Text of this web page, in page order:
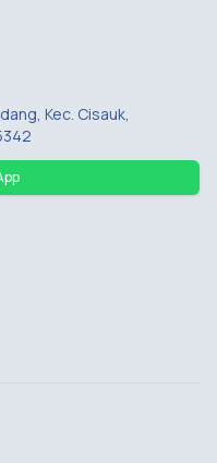
Kec. Cisauk,